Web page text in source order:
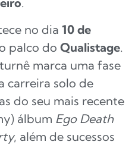
no dia 10 de
palco do Qualistage.
marca uma fase
carreira solo de
do seu mais recente
álbum Ego Death
, além de sucessos